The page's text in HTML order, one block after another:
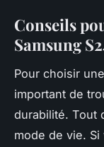
Conseils
Samsung
Pour choisir
important de
durabilité. Tout
mode de vie.